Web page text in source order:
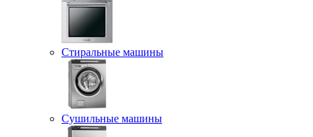
Стиральные машины
Сушильные машины